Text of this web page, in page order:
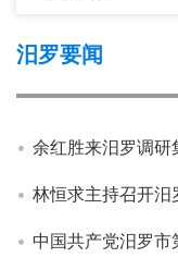
汨罗要闻
余红胜来汨罗调